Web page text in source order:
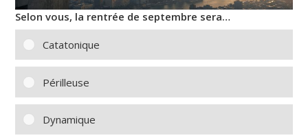
Selon vous, la rentrée de septembre sera…
Catatonique
Périlleuse
Dynamique